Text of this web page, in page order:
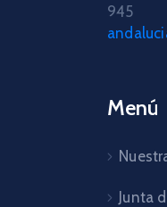
945
Menú
Junta